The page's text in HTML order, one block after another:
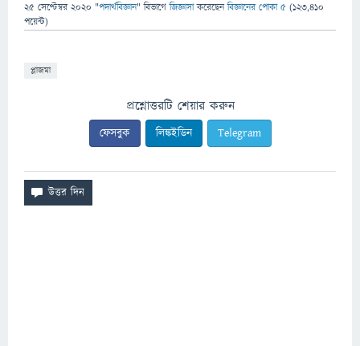
25 সেপ্টেম্বর 2020 "পদার্থবিজ্ঞান" বিভাগে জিজ্ঞাসাকরেছেনবিজ্ঞানের পোকা ৫ (123,410
পয়েন্ট)
প্লাজমা
প্রশ্নোত্তরটি শেয়ার করুন
ফেসবুক লিঙ্কইডিন Telegram